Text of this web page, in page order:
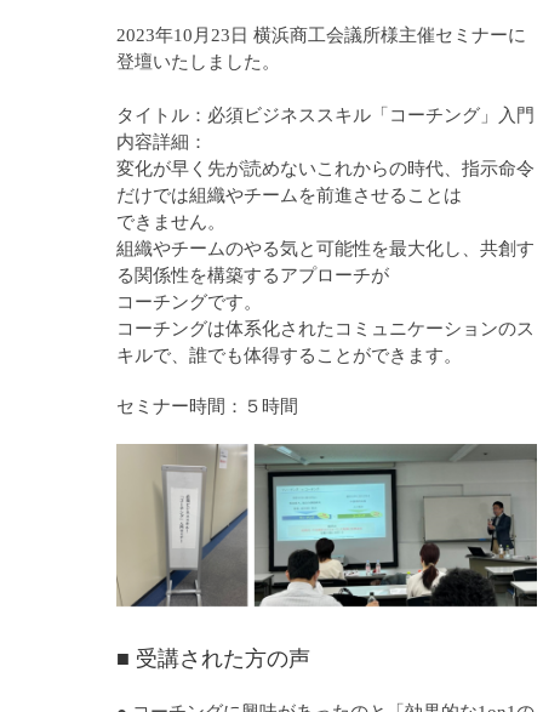
2023年10月23日 横浜商工会議所様主催セミナーに
登壇いたしました。
タイトル：必須ビジネススキル「コーチング」入門
内容詳細：
変化が早く先が読めないこれからの時代、指示命令
だけでは組織やチームを前進させることは
できません。
組織やチームのやる気と可能性を最大化し、共創す
る関係性を構築するアプローチが
コーチングです。
コーチングは体系化されたコミュニケーションのス
キルで、誰でも体得することができます。
セミナー時間：５時間
■ 受講された方の声